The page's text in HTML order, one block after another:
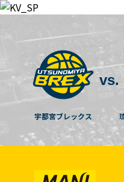
宇都宮ブレックス
vs.